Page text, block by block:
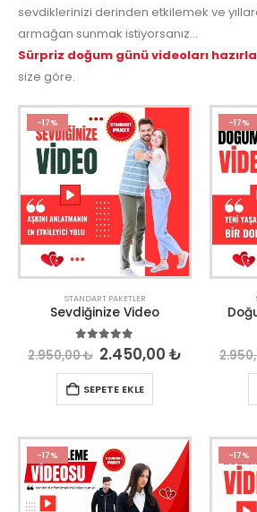
sevdiklerinizi derinden etkilemek ve
armağan sunmak istiyorsanız…
Sürpriz doğum günü videoları
size göre.
-17%
STANDART PAKETLER
Sevdiğinize Video
5.00out of 5
2.950,00₺ 2.450,00 ₺
SEPETE EKLE
-17%
-17% -17%